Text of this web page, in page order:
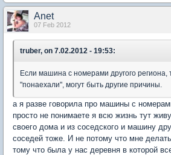
Anet
07 Feb 2012
truber, on 7.02.2012 - 19:53:
Если машина с номерами другого региона,
"понаехали", могут быть другие причины.
а я разве говорила про машины с
просто не понимаете я всю жизнь тут
своего дома и из соседского и машину
соседей тоже. И не потому что мне
тому что была у нас деревня в которой